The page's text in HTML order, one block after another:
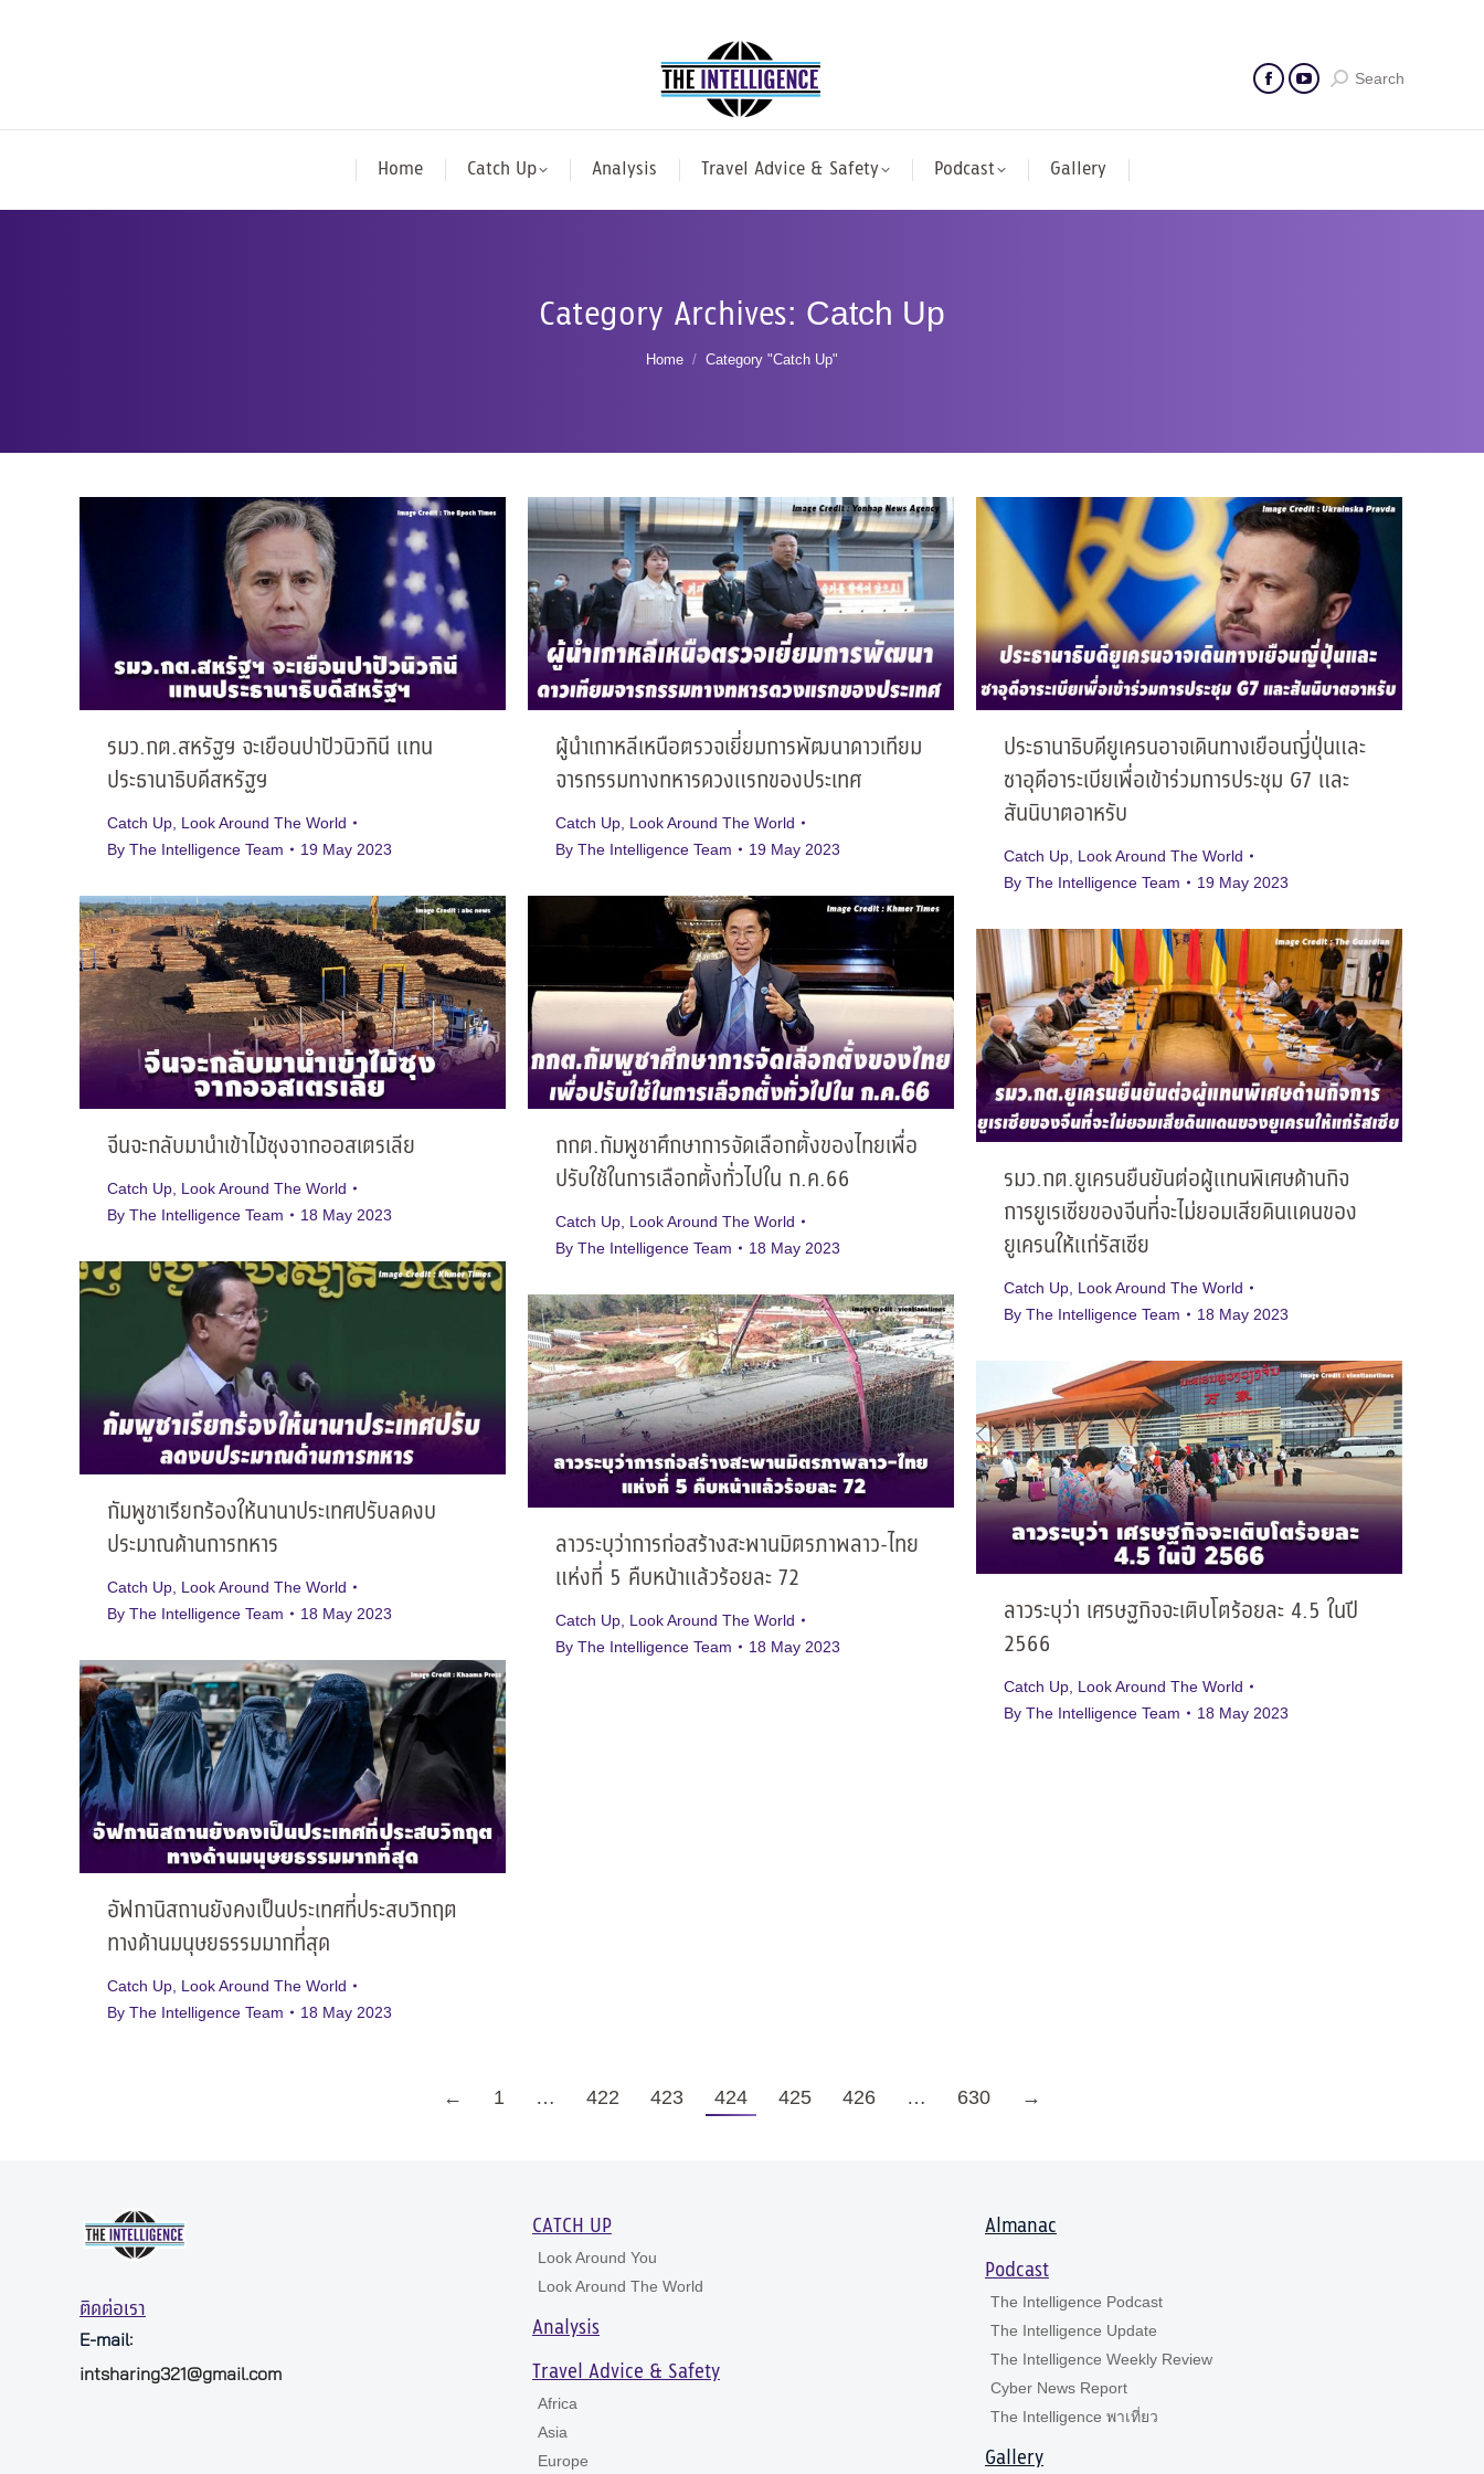
Search
Home Catch Up Analysis Travel Advice & Safety Podcast Gallery
Category Archives: Catch Up
You are here:
Home Category "Catch Up"
รมว.กต.สหรัฐฯ จะเยือนปาปัวนิวกินี แทน
ประธานาธิบดีสหรัฐฯ
Catch Up Look Around The World
By The Intelligence Team 19 May 2023
ผู้นำเกาหลีเหนือตรวจเยี่ยมการพัฒนาดาวเทียม
จารกรรมทางทหารดวงแรกของประเทศ
Catch Up Look Around The World
By The Intelligence Team 19 May 2023
ประธานาธิบดียูเครนอาจเดินทางเยือนญี่ปุ่นและ
ซาอุดีอาระเบียเพื่อเข้าร่วมการประชุม G7 และ
สันนิบาตอาหรับ
Catch Up Look Around The World
By The Intelligence Team 19 May 2023
จีนจะกลับมานำเข้าไม้ซุงจากออสเตรเลีย
Catch Up Look Around The World
By The Intelligence Team 18 May 2023
กกต.กัมพูชาศึกษาการจัดเลือกตั้งของไทยเพื่อ
ปรับใช้ในการเลือกตั้งทั่วไปใน ก.ค.66
Catch Up Look Around The World
By The Intelligence Team 18 May 2023
รมว.กต.ยูเครนยืนยันต่อผู้แทนพิเศษด้านกิจ
การยูเรเซียของจีนที่จะไม่ยอมเสียดินแดนของ
ยูเครนให้แก่รัสเซีย
Catch Up Look Around The World
By The Intelligence Team 18 May 2023
กัมพูชาเรียกร้องให้นานาประเทศปรับลดงบ
ประมาณด้านการทหาร
Catch Up Look Around The World
By The Intelligence Team 18 May 2023
ลาวระบุว่าการก่อสร้างสะพานมิตรภาพลาว-ไทย
แห่งที่ 5 คืบหน้าแล้วร้อยละ 72
Catch Up Look Around The World
By The Intelligence Team 18 May 2023
ลาวระบุว่า เศรษฐกิจจะเติบโตร้อยละ 4.5 ในปี
2566
Catch Up Look Around The World
By The Intelligence Team 18 May 2023
อัฟกานิสถานยังคงเป็นประเทศที่ประสบวิกฤต
ทางด้านมนุษยธรรมมากที่สุด
Catch Up Look Around The World
By The Intelligence Team 18 May 2023
← 1 … 422 423 424 425 426 … 630 →
ติดต่อเรา
E-mail:
intsharing321@gmail.com
CATCH UP
Look Around You
Look Around The World
Analysis
Travel Advice & Safety
Africa
Asia
Europe
Almanac
Podcast
The Intelligence Podcast
The Intelligence Update
The Intelligence Weekly Review
Cyber News Report
The Intelligence พาเที่ยว
Gallery